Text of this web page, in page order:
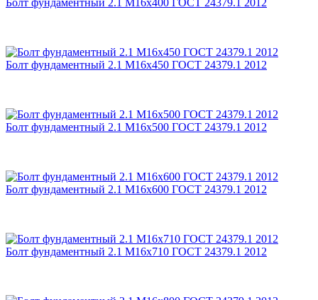
Болт фундаментный 2.1 М16х450 ГОСТ 24379.1 2012
Болт фундаментный 2.1 М16х500 ГОСТ 24379.1 2012
Болт фундаментный 2.1 М16х600 ГОСТ 24379.1 2012
Болт фундаментный 2.1 М16х710 ГОСТ 24379.1 2012